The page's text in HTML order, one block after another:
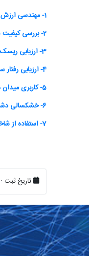
1- مهندسی ارزش و مدیریت هزینه سد مخزنی گرین
2- بررسی کیفیت
3- ارزیابی ریسک ناشی از تغییر کاریری اراضی
4- ارزیابی رفتار سدکلان در آخرین مرحله ساخت
5- کاربری میدان مغناطیسی به منظور استفاده مجدد از فاضلاب
6- خشکسالی دشت تویسرکان
7- استفاده از شاخصهای لانژیلر، رایزنر و نمودار پی پر
تاریخ ثبت :